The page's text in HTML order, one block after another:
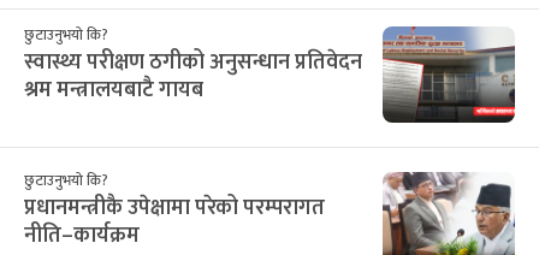
छुटाउनुभयो कि?
स्वास्थ्य परीक्षण ठगीको अनुसन्धान प्रतिवेदन
श्रम मन्त्रालयबाटै गायब
छुटाउनुभयो कि?
प्रधानमन्त्रीकै उपेक्षामा परेको परम्परागत
नीति–कार्यक्रम